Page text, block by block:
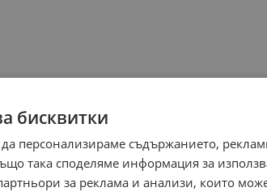
бисквитки
персонализираме съдържанието,
така споделяме информация за
за реклама и анализи, които